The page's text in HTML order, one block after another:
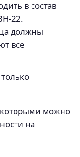
в состав
22.
должны
все
которыми можно
на